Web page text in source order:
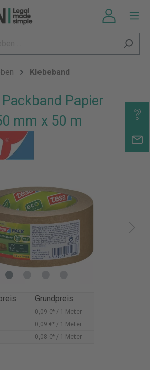
Klebeband
Papier
mm x 50 m
Grundpreis
0,09 €* / 1 Meter
0,09 €* / 1 Meter
0,08 €* / 1 Meter